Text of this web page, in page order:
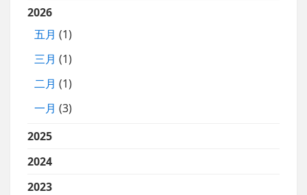
2026
五月 (1)
三月 (1)
二月 (1)
一月 (3)
2025
2024
2023